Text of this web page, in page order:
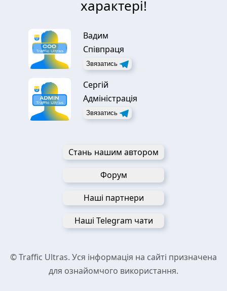
характері!
Вадим
Співпраця
Звязатись
Сергій
Адміністрація
Звязатись
Стань нашим автором
Форум
Наші партнери
Наші Telegram чати
© Traffic Ultras. Уся інформація на сайті призначена
для ознайомчого використання.